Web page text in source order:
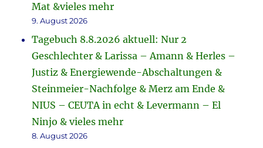
Mat &vieles mehr
9. August 2026
Tagebuch 8.8.2026 aktuell: Nur 2
Geschlechter & Larissa – Amann & Herles –
Justiz & Energiewende-Abschaltungen &
Steinmeier-Nachfolge & Merz am Ende &
NIUS – CEUTA in echt & Levermann – El
Ninjo & vieles mehr
8. August 2026